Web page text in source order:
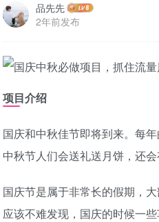
品先先
2年前发布
项目介绍
国庆和中秋佳节即将到来。每
中秋节人们会送礼送月饼，还
国庆节是属于非常长的假期，
应该不难发现，国庆的时候一